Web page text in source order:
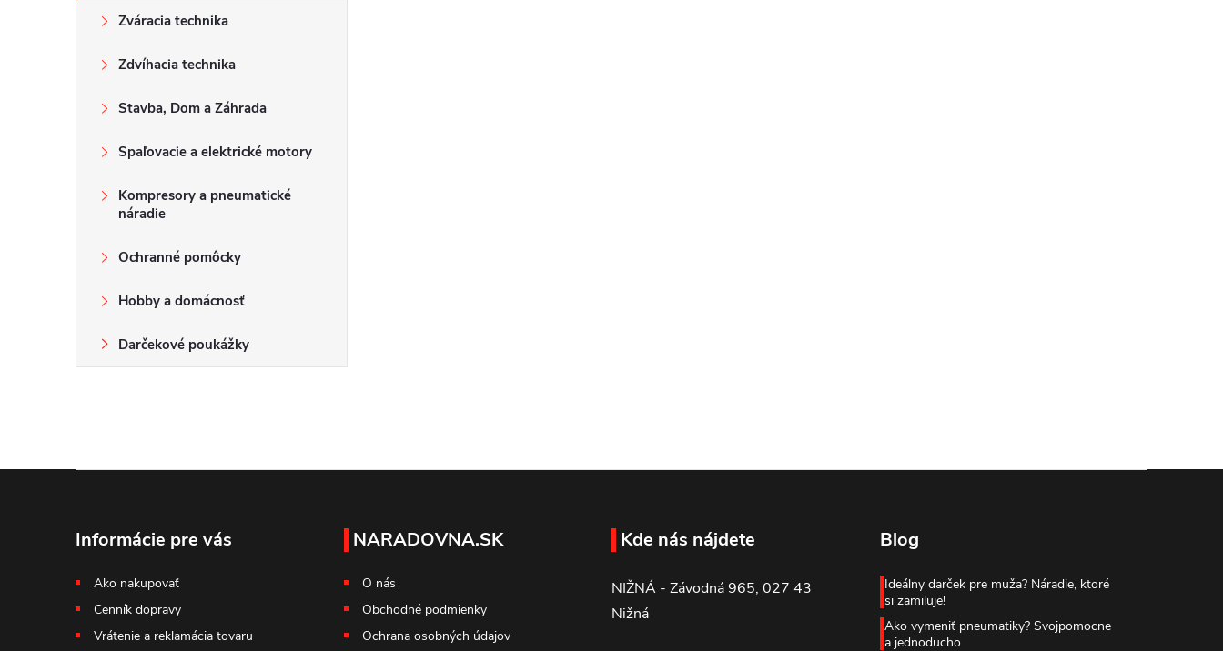
Zváracia technika
Zdvíhacia technika
Stavba, Dom a Záhrada
Spaľovacie a elektrické motory
Kompresory a pneumatické
náradie
Ochranné pomôcky
Hobby a domácnosť
Darčekové poukážky
Informácie pre vás
Ako nakupovať
Cenník dopravy
Vrátenie a reklamácia tovaru
NARADOVNA.SK
O nás
Obchodné podmienky
Ochrana osobných údajov
Kde nás nájdete
NIŽNÁ - Závodná 965, 027 43
Nižná
Blog
Ideálny darček pre muža? Náradie, ktoré
si zamiluje!
Ako vymeniť pneumatiky? Svojpomocne
a jednoducho